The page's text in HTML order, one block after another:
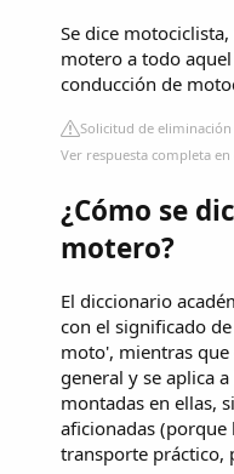
Se dice
motero a todo
conducción de
Solicitud de eliminación
Ver respuesta completa
¿Cómo se
motero?
El diccionario
con el significado
moto', mientras
general y se aplica
montadas en ellas,
aficionadas (porque
transporte práctico,